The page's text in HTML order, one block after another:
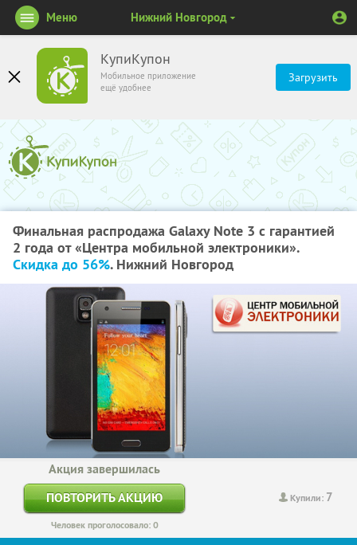
КупиКупон
Мобильное приложение
ещё удобнее
Загрузить
Меню Нижний Новгород
Финальная распродажа Galaxy Note 3 c гарантией
2 года от «Центрa мобильной электроники».
Скидка до 56%. Нижний Новгород
Купили: 7
Акция завершилась
ПОВТОРИТЬ АКЦИЮ
Человек проголосовало: 0